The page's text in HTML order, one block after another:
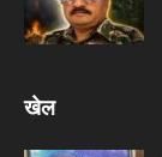
खेल